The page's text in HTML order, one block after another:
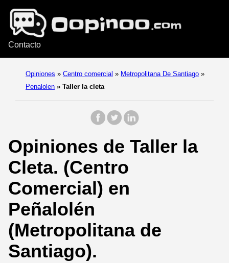
Contacto
Opiniones » Centro comercial » Metropolitana De Santiago »
Penalolen » Taller la cleta
Opiniones de Taller la
Cleta. (Centro
Comercial) en
Peñalolén
(Metropolitana de
Santiago).